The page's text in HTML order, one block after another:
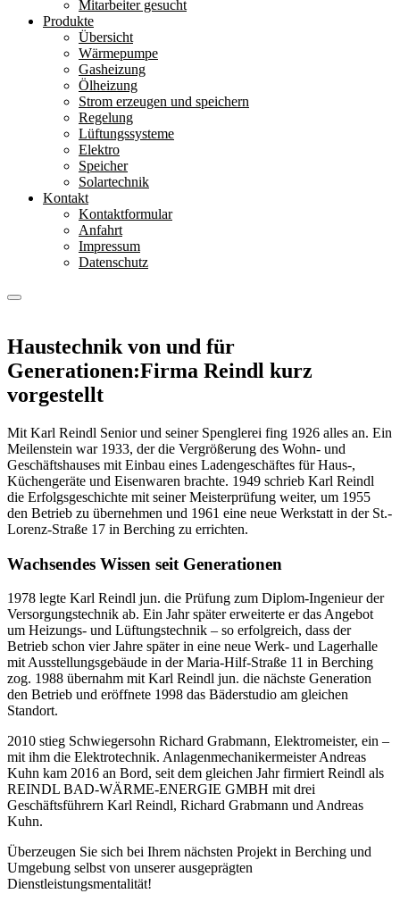
Mitarbeiter gesucht
Produkte
Übersicht
Wärmepumpe
Gasheizung
Ölheizung
Strom erzeugen und speichern
Regelung
Lüftungssysteme
Elektro
Speicher
Solartechnik
Kontakt
Kontaktformular
Anfahrt
Impressum
Datenschutz
Haustechnik von und für
Generationen:Firma Reindl kurz
vorgestellt
Mit Karl Reindl Senior und seiner Spenglerei fing 1926 alles an. Ein
Meilenstein war 1933, der die Vergrößerung des Wohn- und
Geschäftshauses mit Einbau eines Ladengeschäftes für Haus-,
Küchengeräte und Eisenwaren brachte. 1949 schrieb Karl Reindl
die Erfolgsgeschichte mit seiner Meisterprüfung weiter, um 1955
den Betrieb zu übernehmen und 1961 eine neue Werkstatt in der St.-
Lorenz-Straße 17 in Berching zu errichten.
Wachsendes Wissen seit Generationen
1978 legte Karl Reindl jun. die Prüfung zum Diplom-Ingenieur der
Versorgungstechnik ab. Ein Jahr später erweiterte er das Angebot
um Heizungs- und Lüftungstechnik – so erfolgreich, dass der
Betrieb schon vier Jahre später in eine neue Werk- und Lagerhalle
mit Ausstellungsgebäude in der Maria-Hilf-Straße 11 in Berching
zog. 1988 übernahm mit Karl Reindl jun. die nächste Generation
den Betrieb und eröffnete 1998 das Bäderstudio am gleichen
Standort.
2010 stieg Schwiegersohn Richard Grabmann, Elektromeister, ein –
mit ihm die Elektrotechnik. Anlagenmechanikermeister Andreas
Kuhn kam 2016 an Bord, seit dem gleichen Jahr firmiert Reindl als
REINDL BAD-WÄRME-ENERGIE GMBH mit drei
Geschäftsführern Karl Reindl, Richard Grabmann und Andreas
Kuhn.
Überzeugen Sie sich bei Ihrem nächsten Projekt in Berching und
Umgebung selbst von unserer ausgeprägten
Dienstleistungsmentalität!